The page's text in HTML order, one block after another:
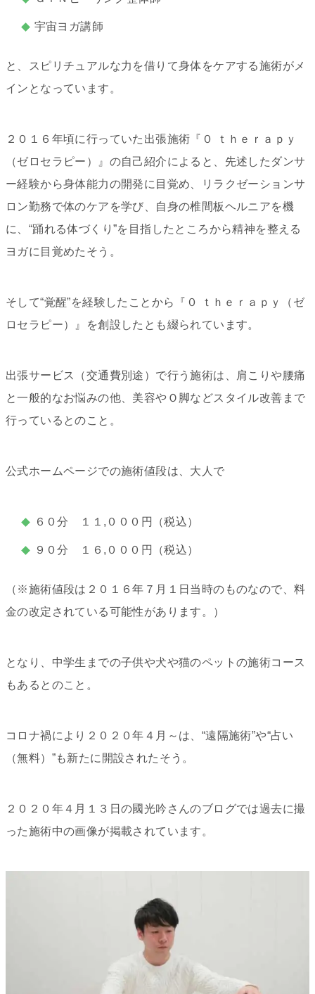
宇宙ヨガ講師
と、スピリチュアルな力を借りて身体をケアする施術がメ
インとなっています。
２０１６年頃に行っていた出張施術『０ ｔｈｅｒａｐｙ
（ゼロセラピー）』の自己紹介によると、先述したダンサ
ー経験から身体能力の開発に目覚め、リラクゼーションサ
ロン勤務で体のケアを学び、自身の椎間板ヘルニアを機
に、“踊れる体づくり”を目指したところから精神を整える
ヨガに目覚めたそう。
そして“覚醒”を経験したことから『０ ｔｈｅｒａｐｙ（ゼ
ロセラピー）』を創設したとも綴られています。
出張サービス（交通費別途）で行う施術は、肩こりや腰痛
と一般的なお悩みの他、美容やＯ脚などスタイル改善まで
行っているとのこと。
公式ホームページでの施術値段は、大人で
６０分 １１,０００円（税込）
９０分 １６,０００円（税込）
（※施術値段は２０１６年７月１日当時のものなので、料
金の改定されている可能性があります。）
となり、中学生までの子供や犬や猫のペットの施術コース
もあるとのこと。
コロナ禍により２０２０年４月～は、“遠隔施術”や“占い
（無料）”も新たに開設されたそう。
２０２０年４月１３日の國光吟さんのブログでは過去に撮
った施術中の画像が掲載されています。